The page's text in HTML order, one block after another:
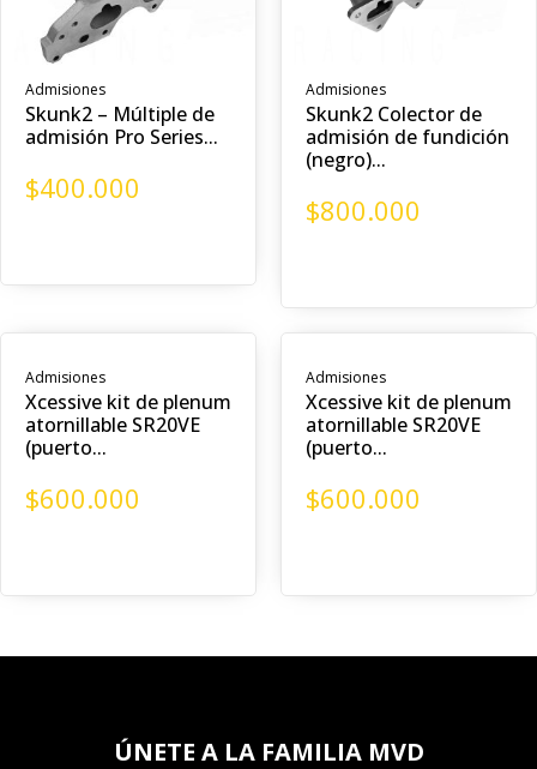
Admisiones
Skunk2 – Múltiple de
admisión Pro Series...
$400.000
Admisiones
Skunk2 Colector de
admisión de fundición
(negro)...
$800.000
Admisiones
Xcessive kit de plenum
atornillable SR20VE
(puerto...
$600.000
Admisiones
Xcessive kit de plenum
atornillable SR20VE
(puerto...
$600.000
ÚNETE A LA FAMILIA MVD